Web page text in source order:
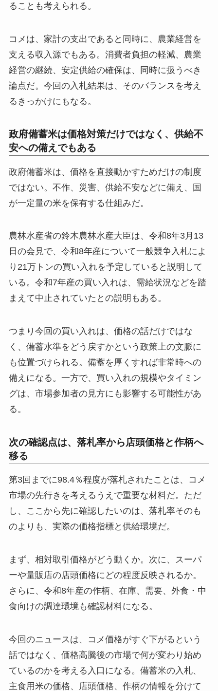
ることも考えられる。
コメは、家計の支出であると同時に、農業経営を
支える収入源でもある。消費者負担の軽減、農業
経営の継続、安定供給の確保は、同時に扱うべき
論点だ。今回の入札結果は、そのバランスを考え
るきっかけにもなる。
政府備蓄米は価格対策だけではなく、供給不
安への備えでもある
政府備蓄米は、価格を直接動かすためだけの制度
ではない。不作、災害、供給不安などに備え、国
が一定量の米を保有する仕組みだ。
農林水産省の鈴木農林水産大臣は、令和8年3月13
日の会見で、令和8年産について一般競争入札によ
り21万トンの買い入れを予定していると説明して
いる。令和7年産の買い入れは、需給状況などを踏
まえて中止されていたとの説明もある。
つまり今回の買い入れは、価格の話だけではな
く、備蓄水準をどう戻すかという政策上の文脈に
も位置づけられる。備蓄を厚くすれば非常時への
備えになる。一方で、買い入れの規模やタイミン
グは、市場参加者の見方にも影響する可能性があ
る。
次の確認点は、落札率から店頭価格と作柄へ
移る
第3回までに98.4％程度が落札されたことは、コメ
市場の先行きを考えるうえで重要な材料だ。ただ
し、ここから先に確認したいのは、落札率そのも
のよりも、実際の価格指標と供給環境だ。
まず、相対取引価格がどう動くか。次に、スーパ
ーや量販店の店頭価格にどの程度反映されるか。
さらに、令和8年産の作柄、在庫、需要、外食・中
食向けの調達環境も確認材料になる。
今回のニュースは、コメ価格がすぐ下がるという
話ではなく、価格高騰後の市場で何が変わり始め
ているのかを考える入口になる。備蓄米の入札、
主食用米の価格、店頭価格、作柄の情報を分けて